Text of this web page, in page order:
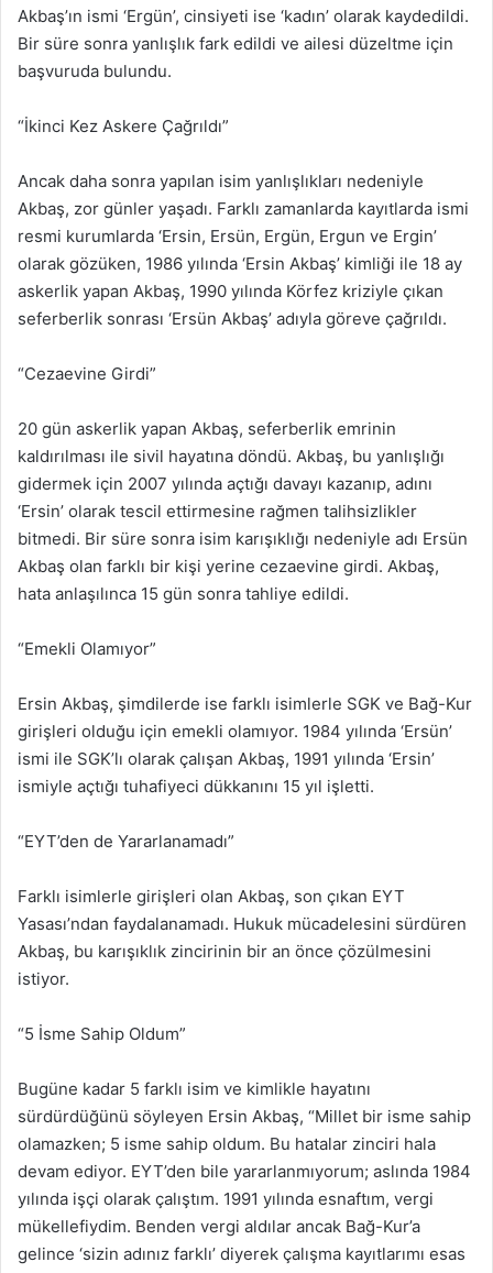
Akbaş’ın ismi ‘Ergün’, cinsiyeti ise ‘kadın’ olarak kaydedildi.
Bir süre sonra yanlışlık fark edildi ve ailesi düzeltme için
başvuruda bulundu.
“İkinci Kez Askere Çağrıldı”
Ancak daha sonra yapılan isim yanlışlıkları nedeniyle
Akbaş, zor günler yaşadı. Farklı zamanlarda kayıtlarda ismi
resmi kurumlarda ‘Ersin, Ersün, Ergün, Ergun ve Ergin’
olarak gözüken, 1986 yılında ‘Ersin Akbaş’ kimliği ile 18 ay
askerlik yapan Akbaş, 1990 yılında Körfez kriziyle çıkan
seferberlik sonrası ‘Ersün Akbaş’ adıyla göreve çağrıldı.
“Cezaevine Girdi”
20 gün askerlik yapan Akbaş, seferberlik emrinin
kaldırılması ile sivil hayatına döndü. Akbaş, bu yanlışlığı
gidermek için 2007 yılında açtığı davayı kazanıp, adını
‘Ersin’ olarak tescil ettirmesine rağmen talihsizlikler
bitmedi. Bir süre sonra isim karışıklığı nedeniyle adı Ersün
Akbaş olan farklı bir kişi yerine cezaevine girdi. Akbaş,
hata anlaşılınca 15 gün sonra tahliye edildi.
“Emekli Olamıyor”
Ersin Akbaş, şimdilerde ise farklı isimlerle SGK ve Bağ-Kur
girişleri olduğu için emekli olamıyor. 1984 yılında ‘Ersün’
ismi ile SGK’lı olarak çalışan Akbaş, 1991 yılında ‘Ersin’
ismiyle açtığı tuhafiyeci dükkanını 15 yıl işletti.
“EYT’den de Yararlanamadı”
Farklı isimlerle girişleri olan Akbaş, son çıkan EYT
Yasası’ndan faydalanamadı. Hukuk mücadelesini sürdüren
Akbaş, bu karışıklık zincirinin bir an önce çözülmesini
istiyor.
“5 İsme Sahip Oldum”
Bugüne kadar 5 farklı isim ve kimlikle hayatını
sürdürdüğünü söyleyen Ersin Akbaş, “Millet bir isme sahip
olamazken; 5 isme sahip oldum. Bu hatalar zinciri hala
devam ediyor. EYT’den bile yararlanmıyorum; aslında 1984
yılında işçi olarak çalıştım. 1991 yılında esnaftım, vergi
mükellefiydim. Benden vergi aldılar ancak Bağ-Kur’a
gelince ‘sizin adınız farklı’ diyerek çalışma kayıtlarımı esas